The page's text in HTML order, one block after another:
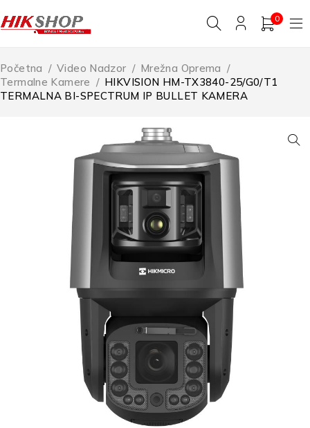
0
Početna / Video Nadzor / Mrežna Oprema /
Termalne Kamere / HIKVISION HM-TX3840-25/G0/T1
TERMALNA BI-SPECTRUM IP BULLET KAMERA